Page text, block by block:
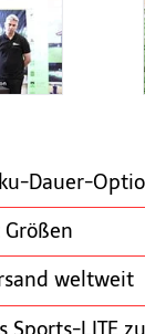
Dauer-
Größen
weltweit